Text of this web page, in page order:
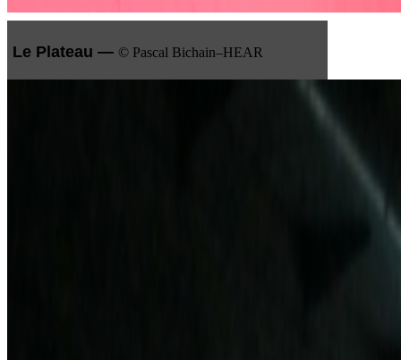
Le Plateau — © Pascal Bichain–HEAR